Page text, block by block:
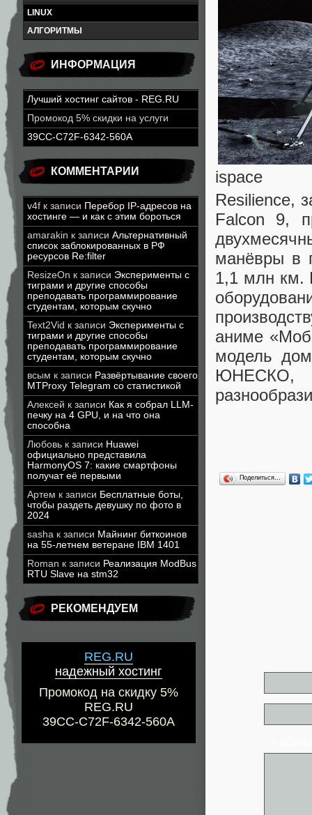
LINUX
АЛГОРИТМЫ
ИНФОРМАЦИЯ
Лучший хостинг сайтов - REG.RU
Промокод 5% скидки на услуги
39CC-C72F-6342-560A
КОММЕНТАРИИ
v4f к записи Перебор IP-адресов на
хостинге — и как с этим бороться
amarakin к записи Альтернативный
список заблокированных в РФ
ресурсов Re:filter
ResizeOn к записи Эксперименты с
тиграми и другие способы
преподавать программирование
студентам, которым скучно
Text2Vid к записи Эксперименты с
тиграми и другие способы
преподавать программирование
студентам, которым скучно
всым к записи Развёртывание своего
MTProxy Telegram со статистикой
Алексей к записи Как я собрал LLM-
печку на 4 GPU, и на что она
способна
Любовь к записи Huawei
официально представила
HarmonyOS 7: какие смартфоны
получат её первыми
Артем к записи Бесплатные боты,
чтобы раздеть девушку по фото в
2024
sasha к записи Майнинг биткоинов
на 55-летнем ветеране IBM 1401
Roman к записи Реализация ModBus
RTU Slave на stm32
РЕКОМЕНДУЕМ
REG.RU
надежный хостинг
Промокод на скидку 5%
REG.RU
39CC-C72F-6342-560A
ispace
Resilience,
Falcon 9,
манёвры в
1,1 млн км.
аниме
модель
ЮНЕСКО,
Поделиться…